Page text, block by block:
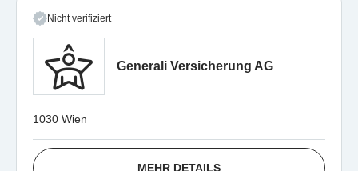
Nicht verifiziert
Generali Versicherung AG
1030 Wien
MEHR DETAILS